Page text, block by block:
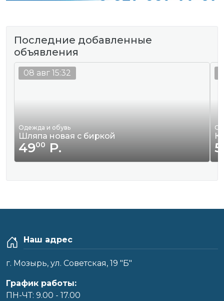
Последние добавленные
объявления
Одежда и обувь
Шляпа новая с биркой
4900Р.
08 авг 15:32
Наш адрес
г. Мозырь, ул. Советская, 19 "Б"
График работы:
ПН-ЧТ: 9.00 - 17.00